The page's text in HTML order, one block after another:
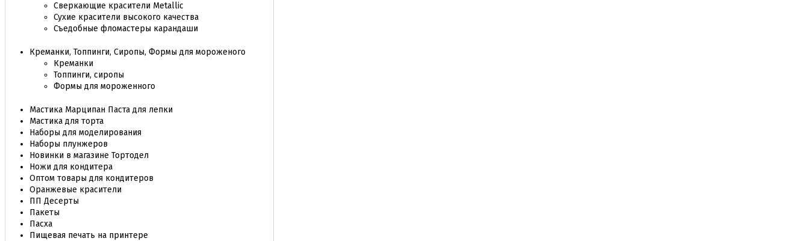
Сверкающие красители Metallic
Сухие красители высокого качества
Съедобные фломастеры карандаши
Креманки, Топпинги, Сиропы, Формы для мороженого
Креманки
Топпинги, сиропы
Формы для мороженного
Мастика Марципан Паста для лепки
Мастика для торта
Наборы для моделирования
Наборы плунжеров
Новинки в магазине Тортодел
Ножи для кондитера
Оптом товары для кондитеров
Оранжевые красители
ПП Десерты
Пакеты
Пасха
Пищевая печать на принтере